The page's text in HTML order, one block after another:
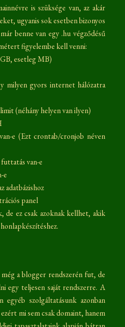
is szüksége van, az akár
ugyanis sok esetben bizonyos
benne van egy .hu végződésű
figyelembe kell venni:
esetleg MB)
milyen gyors internet hálózatra
(néhány helyen van ilyen)
e (Ezt crontab/cronjob néven
van-e
e
adatbázishoz
panel
de ez csak azoknak kellhet, akik
a blogger rendszerén fut, de
egy teljesen saját rendszerre. A
egyéb szolgáltatásunk azonban
mi sem csak domaint, hanem